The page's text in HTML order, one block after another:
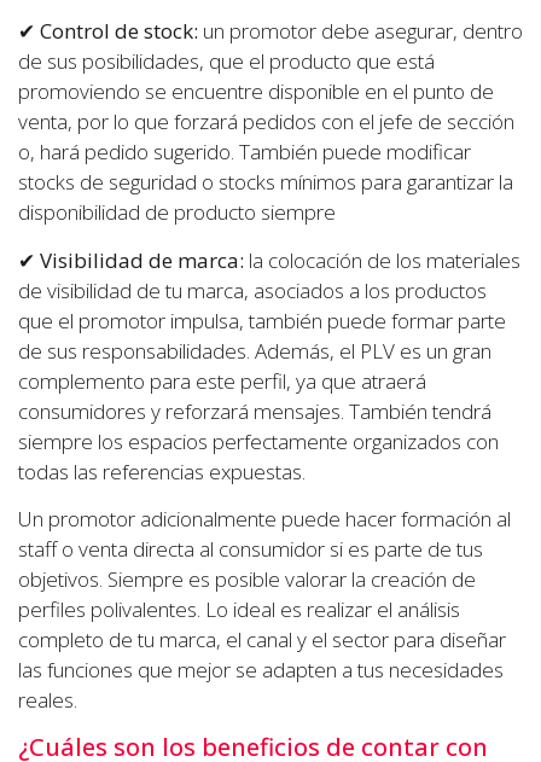
✔ Control de stock: un promotor debe asegurar, dentro
de sus posibilidades, que el producto que está
promoviendo se encuentre disponible en el punto de
venta, por lo que forzará pedidos con el jefe de sección
o, hará pedido sugerido. También puede modificar
stocks de seguridad o stocks mínimos para garantizar la
disponibilidad de producto siempre
✔ Visibilidad de marca: la colocación de los materiales
de visibilidad de tu marca, asociados a los productos
que el promotor impulsa, también puede formar parte
de sus responsabilidades. Además, el PLV es un gran
complemento para este perfil, ya que atraerá
consumidores y reforzará mensajes. También tendrá
siempre los espacios perfectamente organizados con
todas las referencias expuestas.
Un promotor adicionalmente puede hacer formación al
staff o venta directa al consumidor si es parte de tus
objetivos. Siempre es posible valorar la creación de
perfiles polivalentes. Lo ideal es realizar el análisis
completo de tu marca, el canal y el sector para diseñar
las funciones que mejor se adapten a tus necesidades
reales.
¿Cuáles son los beneficios de contar con